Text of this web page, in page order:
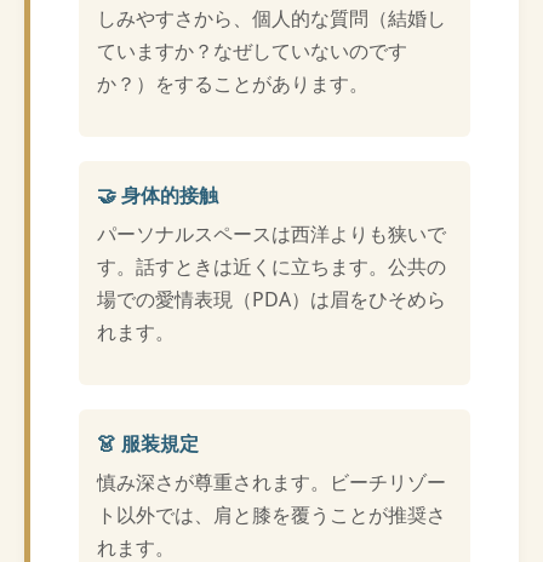
しみやすさから、個人的な質問（結婚し
ていますか？なぜしていないのです
か？）をすることがあります。
🤝 身体的接触
パーソナルスペースは西洋よりも狭いで
す。話すときは近くに立ちます。公共の
場での愛情表現（PDA）は眉をひそめら
れます。
👗 服装規定
慎み深さが尊重されます。ビーチリゾー
ト以外では、肩と膝を覆うことが推奨さ
れます。